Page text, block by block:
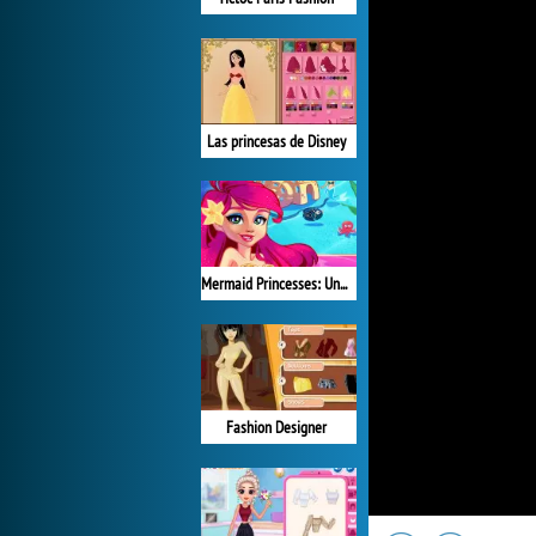
Las princesas de Disney
Mermaid Princesses: Underwater Games
Fashion Designer